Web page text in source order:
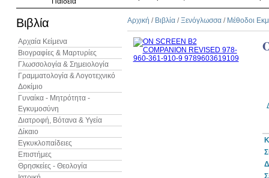
Βιβλία
Αρχαία Κείμενα
Βιογραφίες & Μαρτυρίες
Γλωσσολογία & Σημειολογία
Γραμματολογία & Λογοτεχνικό
Δοκίμιο
Γυναίκα - Μητρότητα -
Εγκυμοσύνη
Διατροφή, Βότανα & Υγεία
Δίκαιο
Εγκυκλοπαίδειες
Επιστήμες
Θρησκείες - Θεολογία
Αρχική / Βιβλία /Ξενόγλωσσα / Μέθοδοι